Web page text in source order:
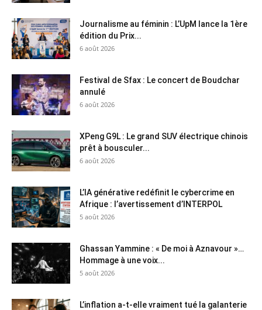
Journalisme au féminin : L’UpM lance la 1ère
édition du Prix...
6 août 2026
Festival de Sfax : Le concert de Boudchar
annulé
6 août 2026
XPeng G9L : Le grand SUV électrique chinois
prêt à bousculer...
6 août 2026
L’IA générative redéfinit le cybercrime en
Afrique : l’avertissement d’INTERPOL
5 août 2026
Ghassan Yammine : « De moi à Aznavour »…
Hommage à une voix...
5 août 2026
L’inflation a-t-elle vraiment tué la galanterie